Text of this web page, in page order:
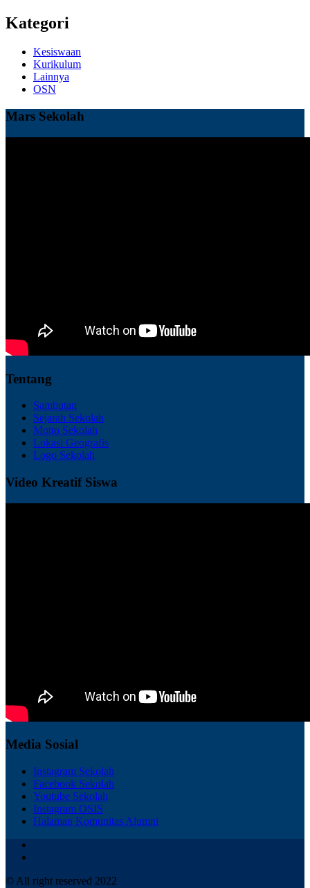
Kategori
Kesiswaan
Kurikulum
Lainnya
OSN
Mars Sekolah
Tentang
Sambutan
Sejarah Sekolah
Motto Sekolah
Lokasi Geografis
Logo Sekolah
Video Kreatif Siswa
Media Sosial
Instagram Sekolah
Facebook Sekolah
Youtube Sekolah
Instagram OSIS
Halaman Komunitas Alumni
© All right reserved 2022